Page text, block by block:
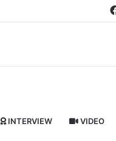
INTERVIEW VIDEO